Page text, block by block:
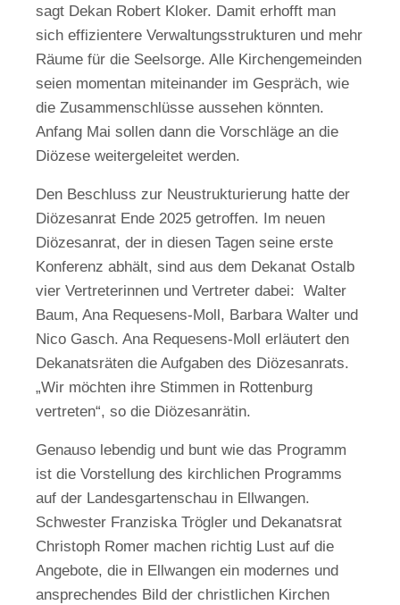
sagt Dekan Robert Kloker. Damit erhofft man
sich effizientere Verwaltungsstrukturen und mehr
Räume für die Seelsorge. Alle Kirchengemeinden
seien momentan miteinander im Gespräch, wie
die Zusammenschlüsse aussehen könnten.
Anfang Mai sollen dann die Vorschläge an die
Diözese weitergeleitet werden.
Den Beschluss zur Neustrukturierung hatte der
Diözesanrat Ende 2025 getroffen. Im neuen
Diözesanrat, der in diesen Tagen seine erste
Konferenz abhält, sind aus dem Dekanat Ostalb
vier Vertreterinnen und Vertreter dabei: Walter
Baum, Ana Requesens-Moll, Barbara Walter und
Nico Gasch. Ana Requesens-Moll erläutert den
Dekanatsräten die Aufgaben des Diözesanrats.
„Wir möchten ihre Stimmen in Rottenburg
vertreten“, so die Diözesanrätin.
Genauso lebendig und bunt wie das Programm
ist die Vorstellung des kirchlichen Programms
auf der Landesgartenschau in Ellwangen.
Schwester Franziska Trögler und Dekanatsrat
Christoph Romer machen richtig Lust auf die
Angebote, die in Ellwangen ein modernes und
ansprechendes Bild der christlichen Kirchen